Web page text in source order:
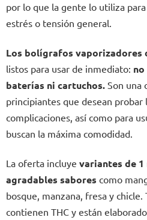
por lo que la gente lo utiliza
estrés o tensión general.
Los bolígrafos vaporizadores
listos para usar de inmediato:
baterías ni cartuchos. Son una
principiantes que desean probar
complicaciones, así como para
buscan la máxima comodidad.
La oferta incluye variantes de 1
agradables sabores como
bosque, manzana, fresa y
contienen THC y están